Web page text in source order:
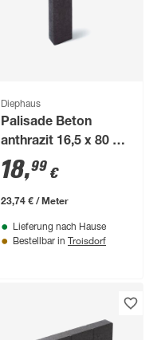
Diephaus
Palisade Beton
anthrazit 16,5 x 80 x
12 cm
18,99 €
23,74 € / Meter
Lieferung nach Hause
Bestellbar in Troisdorf